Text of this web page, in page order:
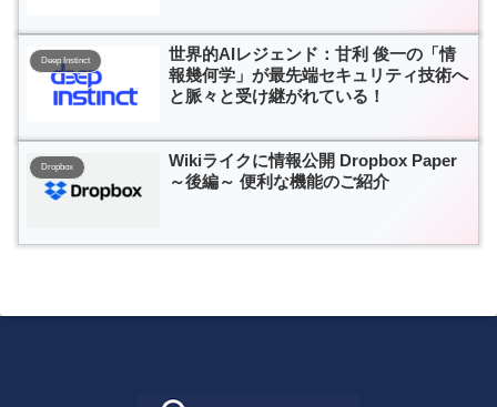
Deep Instinct
世界的AIレジェンド：甘利 俊一の「情
報幾何学」が最先端セキュリティ技術へ
と脈々と受け継がれている！
Dropbox
Wikiライクに情報公開 Dropbox Paper
～後編～ 便利な機能のご紹介